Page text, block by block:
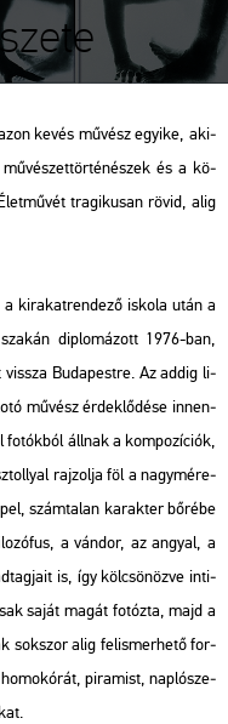
kevés mű­vész egyi­ke, aki­
és a kö­
tra­gi­ku­san rövid, alig
ki­ra­kat­ren­de­ző is­ko­la után a
dip­lo­má­zott 1976-ban,
Bu­da­pest­re. Az addig li­
mű­vész ér­dek­lő­dé­se in­nen­
fo­tók­ból áll­nak a kom­po­zí­ci­ók,
raj­zol­ja föl a nagy­mé­re­
szám­ta­lan ka­rak­ter bő­ré­be
a ván­dor, az an­gyal, a
is, így köl­csö­nöz­ve in­ti­
saját magát fo­tóz­ta, majd a
sok­szor alig fel­is­mer­he­tő for­
pi­ra­mist, nap­ló­sze­